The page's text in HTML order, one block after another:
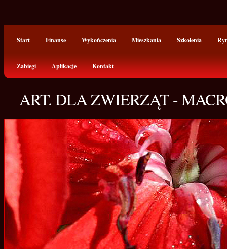
Start Finanse Wykończenia Mieszkania Szkolenia
Zabiegi Aplikacje Kontakt
ART. DLA ZWIERZĄT -